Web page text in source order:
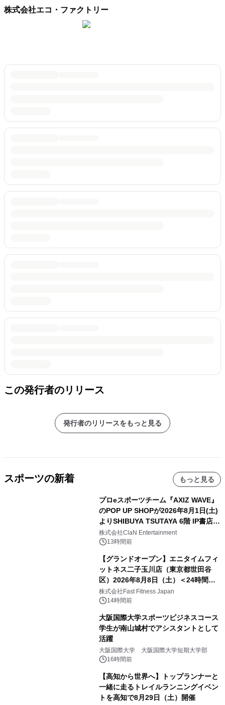
株式会社エコ・ファクトリー
この発行者のリリース
発行者のリリースをもっと見る
スポーツの新着 もっと見る
プロeスポーツチーム『AXIZ WAVE』
のPOP UP SHOPが2026年8月1日(土)
よりSHIBUYA TSUTAYA 6階 IP書店で
開催決定！！
株式会社ClaN Entertainment
13時間前
【グランドオープン】エニタイムフィ
ットネス二子玉川店（東京都世田谷
区）2026年8月8日（土）＜24時間年
中無休のフィットネスジム＞
株式会社Fast Fitness Japan
14時間前
大阪国際大学スポーツビジネスコース
学生が南山城村でアシスタントとして
活躍
大阪国際大学 大阪国際大学短期大学部
16時間前
【高知から世界へ】トップランナーと
一緒に走るトレイルランニングイベン
トを高知で8月29日（土）開催